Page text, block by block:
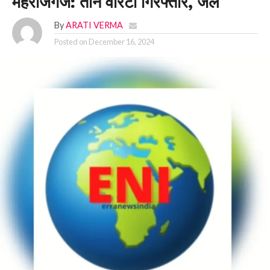
By ARATI VERMA
Posted on December 16, 2024